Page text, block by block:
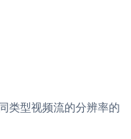
类型视频流的分辨率的